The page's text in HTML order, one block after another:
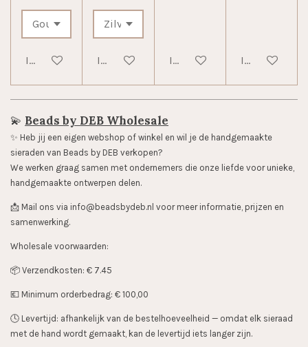
In winkelwagenIn winkelwagenIn winkelwagenIn
💫 Beads by DEB Wholesale
✨️ Heb jij een eigen webshop of winkel en wil je de handgemaakte
sieraden van Beads by DEB verkopen?
We werken graag samen met ondernemers die onze liefde voor unieke,
handgemaakte ontwerpen delen.
📩 Mail ons via info@beadsbydeb.nl voor meer informatie, prijzen en
samenwerking.
Wholesale voorwaarden:
📦 Verzendkosten: € 7.45
💶 Minimum orderbedrag: € 100,00
🕓 Levertijd: afhankelijk van de bestelhoeveelheid — omdat elk sieraad
met de hand wordt gemaakt, kan de levertijd iets langer zijn.